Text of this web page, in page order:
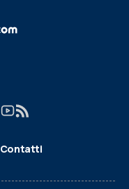
Contatti